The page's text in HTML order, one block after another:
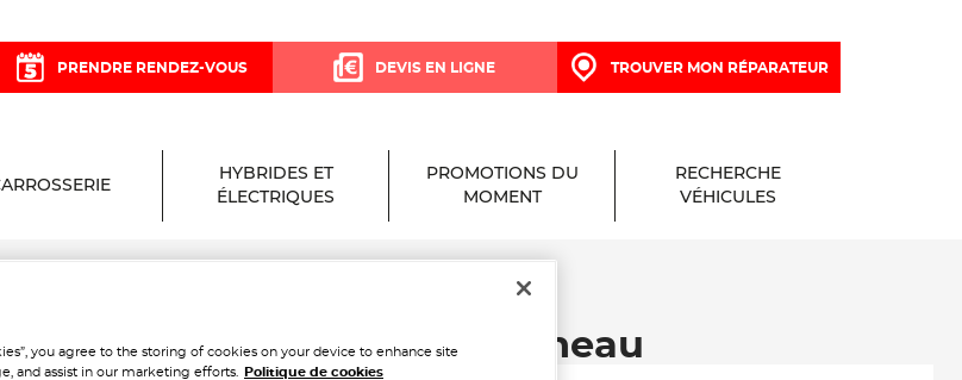
PRENDRE RENDEZ-VOUS DEVIS EN LIGNE TROUVER MON RÉPARATEUR
HYBRIDES ET
ÉLECTRIQUES
PROMOTIONS DU
MOMENT
RECHERCHE
VÉHICULES
et Carrosserie à Bourneau
you agree to the storing of cookies on your device to enhance site
and assist in our marketing efforts.
Politique de cookies